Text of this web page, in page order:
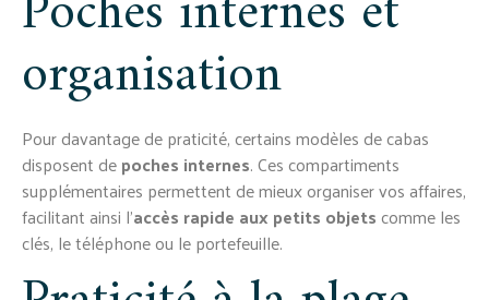
organisation
Pour davantage de praticité, certains modèles de cabas
disposent depoches internes. Ces compartiments
supplémentaires permettent de mieux organiser vos affaires,
facilitant ainsi l’accès rapide aux petits objets comme les
clés, le téléphone ou le portefeuille.